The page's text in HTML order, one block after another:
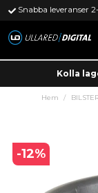
Snabba leveranser
Kolla
Hem
-12%